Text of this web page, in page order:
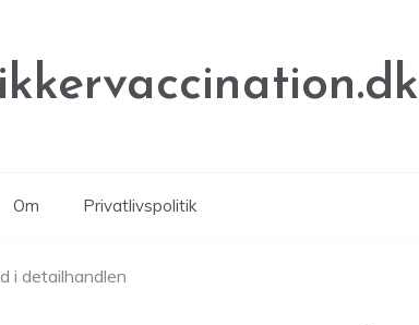
Om Privatlivspolitik
i detailhandlen